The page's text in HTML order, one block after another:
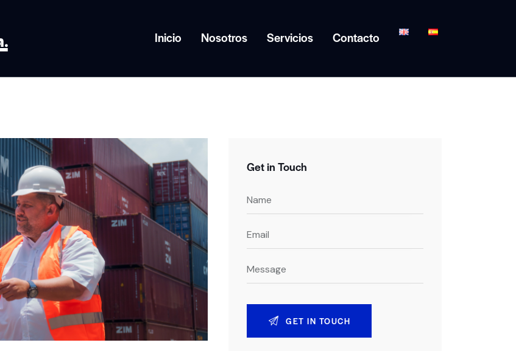
Inicio Nosotros Servicios Contacto
Get in Touch